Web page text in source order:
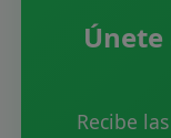
Recibe